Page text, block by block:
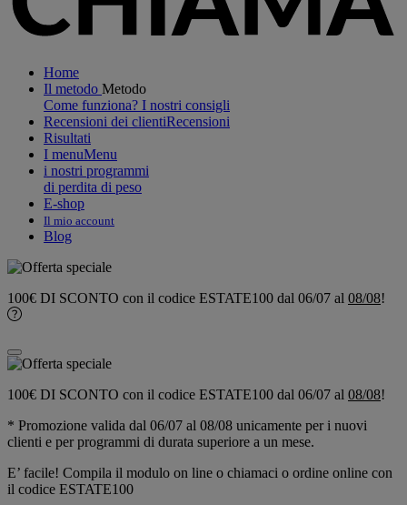
Home
Il metodo Metodo
Come funziona? I nostri consigli
Recensioni dei clientiRecensioni
Risultati
I menuMenu
i nostri programmi
di perdita di peso
E-shop
Il mio account
Blog
100€ DI SCONTO con il codice ESTATE100 dal 06/07 al 08/08!
100€ DI SCONTO con il codice ESTATE100 dal 06/07 al 08/08!
* Promozione valida dal 06/07 al 08/08 unicamente per i nuovi
clienti e per programmi di durata superiore a un mese.
E’ facile! Compila il modulo on line o chiamaci o ordine online con
il codice ESTATE100